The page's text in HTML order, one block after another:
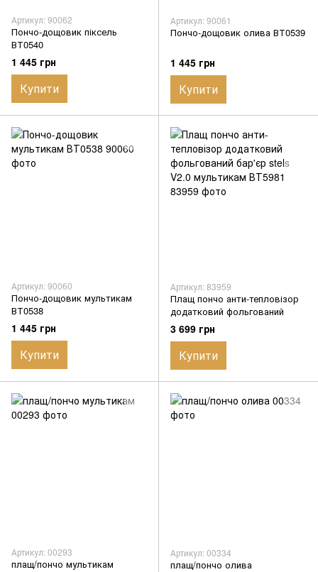
Артикул: 90062
Пончо-дощовик піксель
ВТ0540
1 445 грн
Купити
Артикул: 90061
Пончо-дощовик олива ВТ0539
1 445 грн
Купити
Артикул: 90060
Пончо-дощовик мультикам
ВТ0538
1 445 грн
Купити
Артикул: 83959
Плащ пончо анти-тепловізор
додатковий фольгований
бар'єр stels V2.0 мультикам
ВТ5981
3 699 грн
Купити
Артикул: 00293
плащ/пончо мультикам
Артикул: 00334
плащ/пончо олива